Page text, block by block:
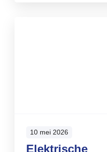
10 mei 2026
Elektrische